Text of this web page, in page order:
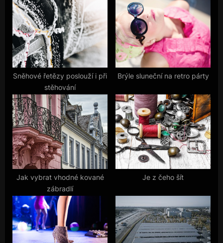
u
s
P
o
s
t
o
s
t
:
Sněhové řetězy poslouží i při
stěhování
Brýle sluneční na retro párty
Jak vybrat vhodné kované
zábradlí
Je z čeho šít